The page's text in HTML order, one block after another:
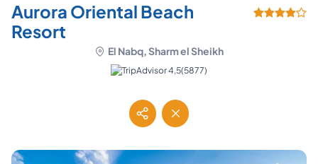
Aurora Oriental Beach
Resort
El Nabq, Sharm el Sheikh
(5877)